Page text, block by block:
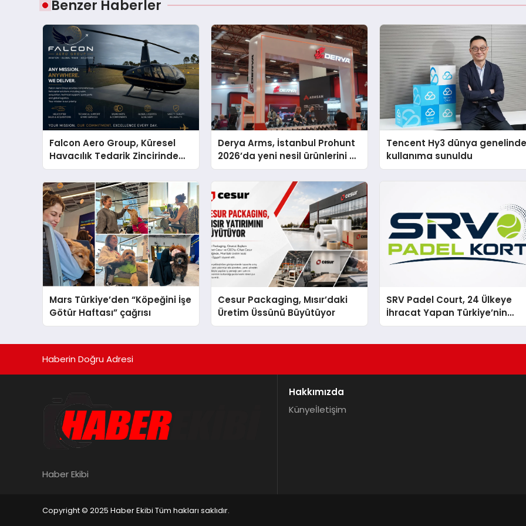
Benzer Haberler
Falcon Aero Group, Küresel
Havacılık Tedarik Zincirinde
Türkiye’den Dünyaya Açılıyor
Derya Arms, İstanbul Prohunt
2026’da yeni nesil ürünlerini ve
global marka vizyonunu
Tencent Hy3 dünya
kullanıma sunuldu
Mars Türkiye’den “Köpeğini İşe
Götür Haftası” çağrısı
Cesur Packaging, Mısır’daki
Üretim Üssünü Büyütüyor
SRV Padel Court, 24 Ülkeye
İhracat Yapan Türkiye’nin
Padel Kortu Üretim Gücü
Haberin Doğru Adresi
Haber Ekibi
Hakkımızda
Künyeİletişim
Copyright © 2025 Haber Ekibi Tüm hakları saklıdır.